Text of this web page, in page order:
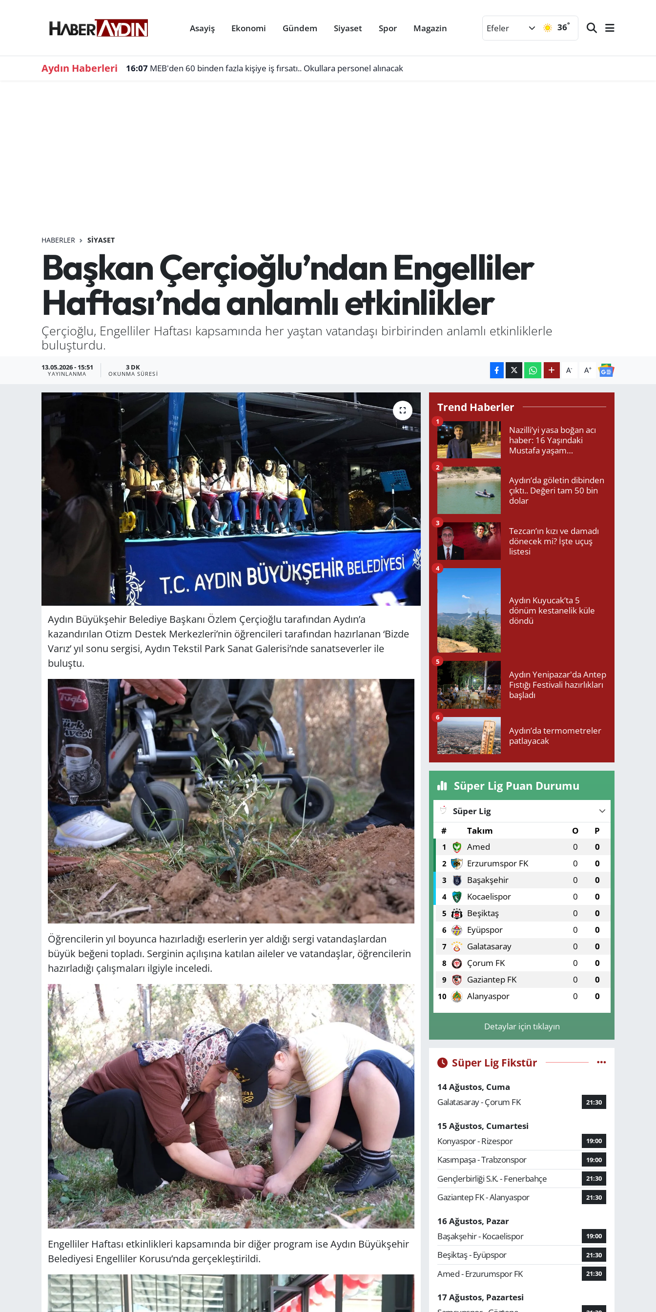
Asayiş Ekonomi Gündem Siyaset Spor Magazin Efeler 36°
Aydın Haberleri 16:07 MEB'den 60 binden fazla kişiye iş fırsatı.. Okullara personel alınacak
HABERLER SIYASET
Başkan Çerçioğlu’ndan Engelliler
Haftası’nda anlamlı etkinlikler
Çerçioğlu, Engelliler Haftası kapsamında her yaştan vatandaşı birbirinden anlamlı etkinliklerle
buluşturdu.
13.05.2026 - 15:51
YAYINLANMA
3 DK
OKUNMA SÜRESI A- A+
Aydın Büyükşehir Belediye Başkanı Özlem Çerçioğlu tarafından Aydın’a
kazandırılan Otizm Destek Merkezleri’nin öğrencileri tarafından hazırlanan ‘Bizde
Varız’ yıl sonu sergisi, Aydın Tekstil Park Sanat Galerisi’nde sanatseverler ile
buluştu.
Öğrencilerin yıl boyunca hazırladığı eserlerin yer aldığı sergi vatandaşlardan
büyük beğeni topladı. Serginin açılışına katılan aileler ve vatandaşlar, öğrencilerin
hazırladığı çalışmaları ilgiyle inceledi.
Engelliler Haftası etkinlikleri kapsamında bir diğer program ise Aydın Büyükşehir
Belediyesi Engelliler Korusu’nda gerçekleştirildi.
Trend Haberler
Nazilli’yi yasa boğan acı
haber: 16 Yaşındaki
Mustafa yaşam
1
Aydın’da göletin dibinden
çıktı.. Değeri tam 50 bin
dolar
2
Tezcan’ın kızı ve damadı
dönecek mi? İşte uçuş
listesi
3
Aydın Kuyucak’ta 5
dönüm kestanelik küle
döndü
4
Aydın Yenipazar'da Antep
Fıstığı Festivali hazırlıkları
başladı
5
Aydın’da termometreler
patlayacak
6
Süper Lig Puan Durumu
Süper Lig
#
Takım O P
1 Amed 0 0
2 Erzurumspor FK 0 0
3 Başakşehir 0 0
4 Kocaelispor 0 0
5 Beşiktaş 0 0
6 Eyüpspor 0 0
7 Galatasaray 0 0
8 Çorum FK 0 0
9 Gaziantep FK 0 0
10 Alanyaspor 0 0
Detaylar için tıklayın
Süper Lig Fikstür
14 Ağustos, Cuma
Galatasaray - Çorum FK
21:30
15 Ağustos, Cumartesi
Konyaspor - Rizespor
19:00
Kasımpaşa - Trabzonspor 19:00
Gençlerbirliği S.K. - Fenerbahçe 21:30
Gaziantep FK - Alanyaspor 21:30
16 Ağustos, Pazar
Başakşehir - Kocaelispor
19:00
Beşiktaş - Eyüpspor 21:30
Amed - Erzurumspor FK 21:30
17 Ağustos, Pazartesi